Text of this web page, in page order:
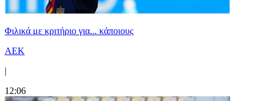
Φιλικά με κριτήριο για... κάποιους
ΑΕΚ
|
12:06